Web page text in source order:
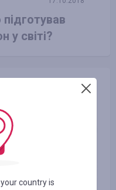
у світі?
country is